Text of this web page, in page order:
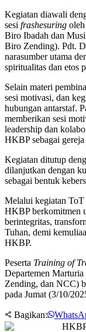
Kegiatan diawali
sesi frashesuring
Biro Ibadah dan
Biro Zending). Pdt.
narasumber utama
spiritualitas dan etos
Selain materi
sesi motivasi, dan
hubungan antarstaf.
memberikan sesi
leadership dan
HKBP sebagai
Kegiatan ditutup
dilanjutkan dengan
sebagai bentuk
Melalui kegiatan
HKBP berkomitmen
berintegritas,
Tuhan, demi
HKBP.
Peserta Training of
Departemen
Zending, dan NCC)
pada Jumat (3/10/
Bagikan: